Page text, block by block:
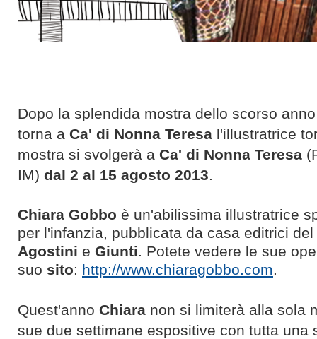
Dopo la splendida mostra dello scorso
torna a Ca' di Nonna Teresa l'illustratrice
mostra si svolgerà a Ca' di Nonna Teresa
IM) dal 2 al 15 agosto 2013.
Chiara Gobbo è un'abilissima illustratrice
per l'infanzia, pubblicata da casa editrici
Agostini e Giunti. Potete vedere le sue
suo sito: http://www.chiaragobbo.com.
Quest'anno Chiara non si limiterà alla sola
sue due settimane espositive con tutta una